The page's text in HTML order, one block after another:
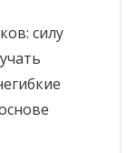
силу